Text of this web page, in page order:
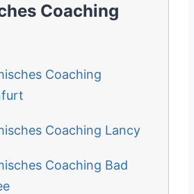
Coaching
Coaching
Coaching Lancy
Coaching Bad